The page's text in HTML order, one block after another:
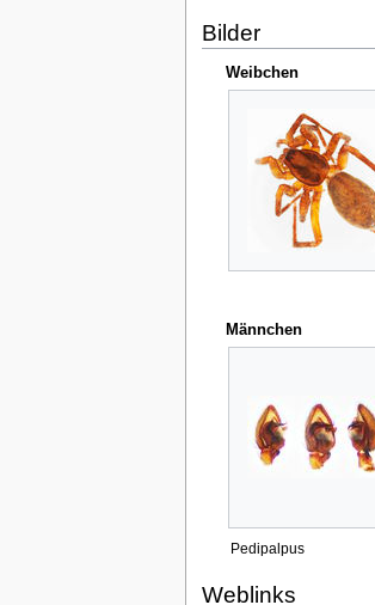
Bilder
Weibchen
Männchen
Pedipalpus
Weblinks